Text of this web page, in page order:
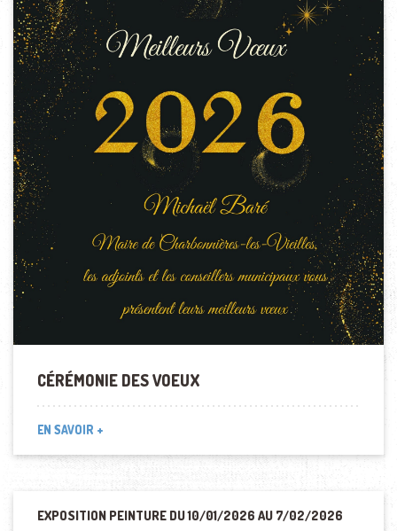
CÉRÉMONIE DES VOEUX
EN SAVOIR +
EXPOSITION PEINTURE DU 10/01/2026 AU 7/02/2026